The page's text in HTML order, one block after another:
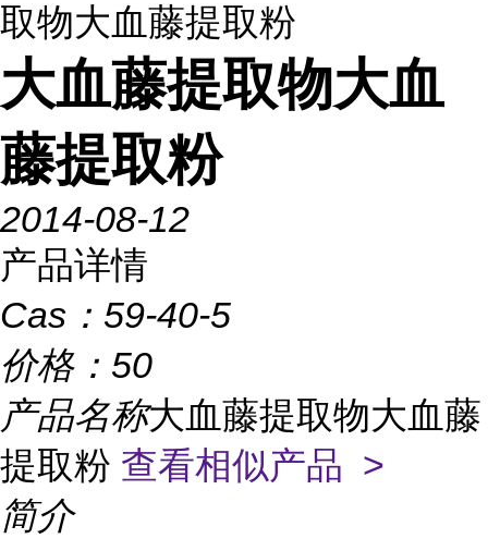
取物大血藤提取粉
大血藤提取物大血
藤提取粉
2014-08-12
产品详情
Cas： 59-40-5
价格： 50
产品名称大血藤提取物大血藤
提取粉 查看相似产品 >
简介